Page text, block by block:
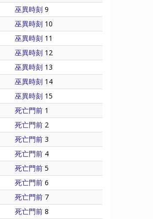
巫異時刻 9
巫異時刻 10
巫異時刻 11
巫異時刻 12
巫異時刻 13
巫異時刻 14
巫異時刻 15
死亡門前 1
死亡門前 2
死亡門前 3
死亡門前 4
死亡門前 5
死亡門前 6
死亡門前 7
死亡門前 8